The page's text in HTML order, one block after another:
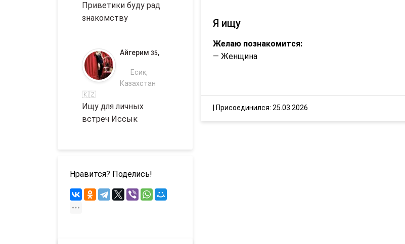
Я ищу
Желаю познакомится:
— Женщина
Присоединился: 25.03.2026
Приветики буду рад
знакомству
Айгерим 35,
Есик,
Казахстан
🇰🇿
Ищу для личных
встреч Иссык
Нравится? Поделись!